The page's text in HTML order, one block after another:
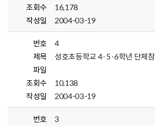
조회수
16,178
작성일
2004-03-19
번호
4
제목
성호초등학교 4·5·6학년 단체
파일
조회수
10,138
작성일
2004-03-19
번호
3